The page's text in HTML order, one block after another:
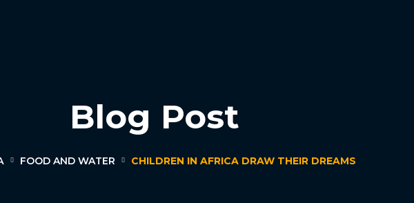
Blog Post
FOOD AND WATER CHILDREN IN AFRICA DRAW THEIR DREAMS